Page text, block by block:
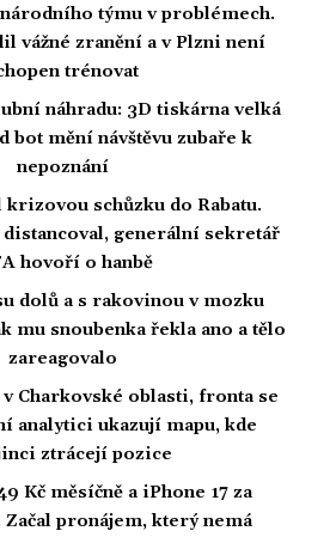
týmu v problémech.
vážné zranění a v Plzni není
trénovat
náhradu: 3D tiskárna velká
bot mění návštěvu zubaře k
nepoznání
schůzku do Rabatu.
distancoval, generální sekretář
hovoří o hanbě
dolů a s rakovinou v mozku
mu snoubenka řekla ano a tělo
zareagovalo
Charkovské oblasti, fronta se
analytici ukazují mapu, kde
ztrácejí pozice
Kč měsíčně a iPhone 17 za
pronájem, který nemá